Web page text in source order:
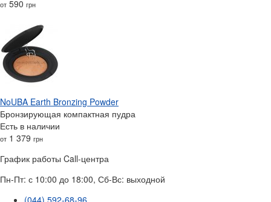
от 590 грн
NoUBA Earth Bronzing Powder
Бронзирующая компактная пудра
Есть в наличии
от 1 379 грн
График работы Call-центра
Пн-Пт: с 10:00 до 18:00, Сб-Вс: выходной
(044) 592-68-96